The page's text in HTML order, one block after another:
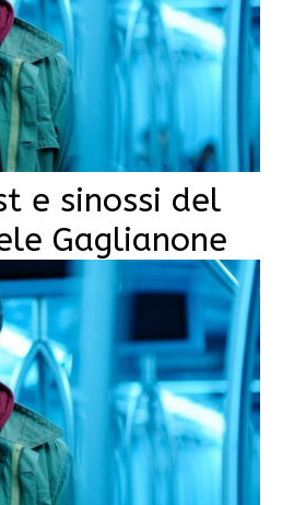
e sinossi del
Gaglianone